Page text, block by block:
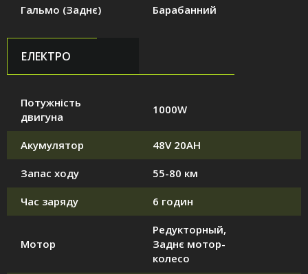
Гальмо (Заднє) Барабанний
ЕЛЕКТРО
Потужність
двигуна
1000W
Акумулятор 48V 20AH
Запас ходу 55-80 км
Час заряду 6 годин
Мотор
Редукторный,
Заднє мотор-
колесо